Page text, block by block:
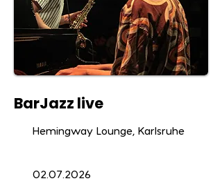
BarJazz live
Hemingway Lounge, Karlsruhe
02.07.2026